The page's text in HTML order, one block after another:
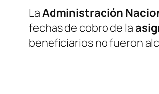
LaAdministración
fechas de cobro de la
beneficiarios no fueron